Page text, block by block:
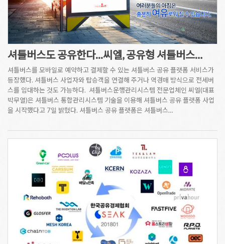
셔틀버스도 공유한다...씨엘, 공유형 셔틀버스…
셔틀버스를 모바일로 예약하고 결제할 수 있는 셔틀버스 공유 플랫폼 서비스가
등장했다. 셔틀버스 사업자와 탑승객을 연결해 주거나 역경매 방식으로 전세버
스를 임대하는 것도 가능하다. 셔틀버스운행관리시스템 전문업체인 씨엘(대표
박무열)은 셔틀버스 통합관리시스템 기술을 이용해 셔틀버스 공유 플랫폼 사업
을 시작했다고 7일 밝혔다. 셔틀버스 공유 플랫폼은 셔틀버스…